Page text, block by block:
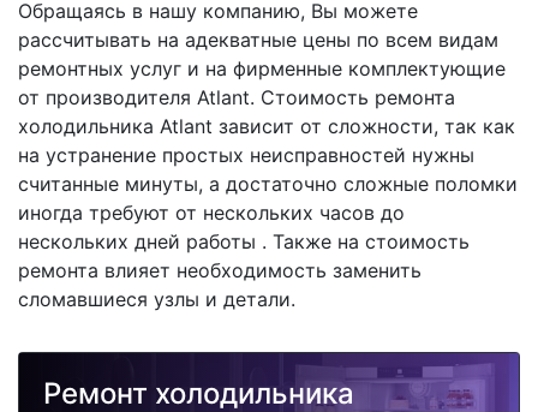
Обращаясь в нашу компанию, Вы можете
рассчитывать на адекватные цены по всем видам
ремонтных услуг и на фирменные комплектующие
от производителя Atlant. Стоимость ремонта
холодильника Atlant зависит от сложности, так как
на устранение простых неисправностей нужны
считанные минуты, а достаточно сложные поломки
иногда требуют от нескольких часов до
нескольких дней работы . Также на стоимость
ремонта влияет необходимость заменить
сломавшиеся узлы и детали.
Ремонт холодильника